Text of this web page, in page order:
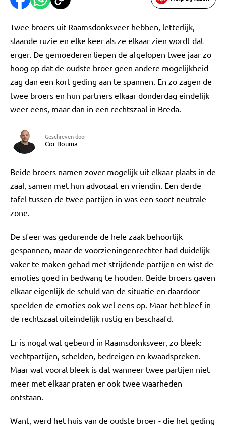
Twee broers uit Raamsdonksveer hebben, letterlijk,
slaande ruzie en elke keer als ze elkaar zien wordt dat
erger. De gemoederen liepen de afgelopen twee jaar zo
hoog op dat de oudste broer geen andere mogelijkheid
zag dan een kort geding aan te spannen. En zo zagen de
twee broers en hun partners elkaar donderdag eindelijk
weer eens, maar dan in een rechtszaal in Breda.
Geschreven door
Cor Bouma
Beide broers namen zover mogelijk uit elkaar plaats in de
zaal, samen met hun advocaat en vriendin. Een derde
tafel tussen de twee partijen in was een soort neutrale
zone.
De sfeer was gedurende de hele zaak behoorlijk
gespannen, maar de voorzieningenrechter had duidelijk
vaker te maken gehad met strijdende partijen en wist de
emoties goed in bedwang te houden. Beide broers gaven
elkaar eigenlijk de schuld van de situatie en daardoor
speelden de emoties ook wel eens op. Maar het bleef in
de rechtszaal uiteindelijk rustig en beschaafd.
Er is nogal wat gebeurd in Raamsdonksveer, zo bleek:
vechtpartijen, schelden, bedreigen en kwaadspreken.
Maar wat vooral bleek is dat wanneer twee partijen niet
meer met elkaar praten er ook twee waarheden
ontstaan.
Want, werd het huis van de oudste broer - die het geding